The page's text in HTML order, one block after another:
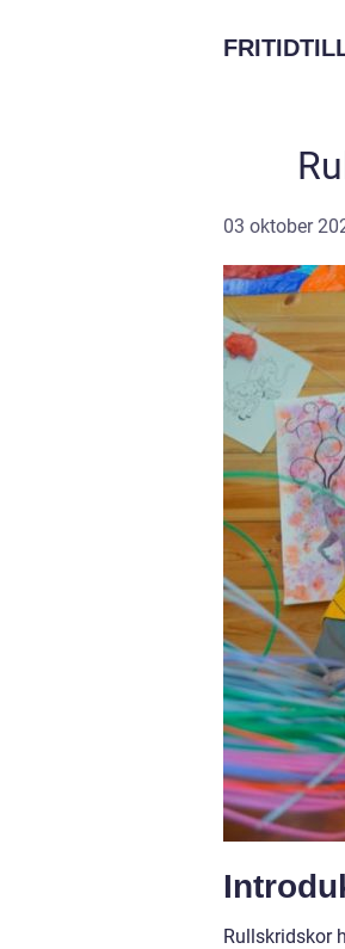
03 oktober
Rullskridskor